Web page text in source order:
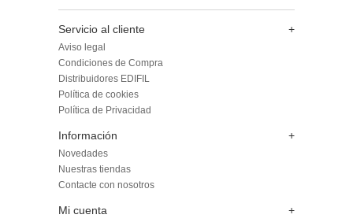
Servicio al cliente +
Aviso legal
Condiciones de Compra
Distribuidores EDIFIL
Política de cookies
Política de Privacidad
Información +
Novedades
Nuestras tiendas
Contacte con nosotros
Mi cuenta +